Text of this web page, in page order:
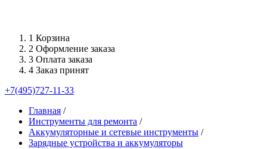
1 Корзина
2 Оформление заказа
3 Оплата заказа
4 Заказ принят
+7(495)727-11-33
Главная /
Инструменты для ремонта /
Аккумуляторные и сетевые инструменты /
Зарядные устройства и аккумуляторы